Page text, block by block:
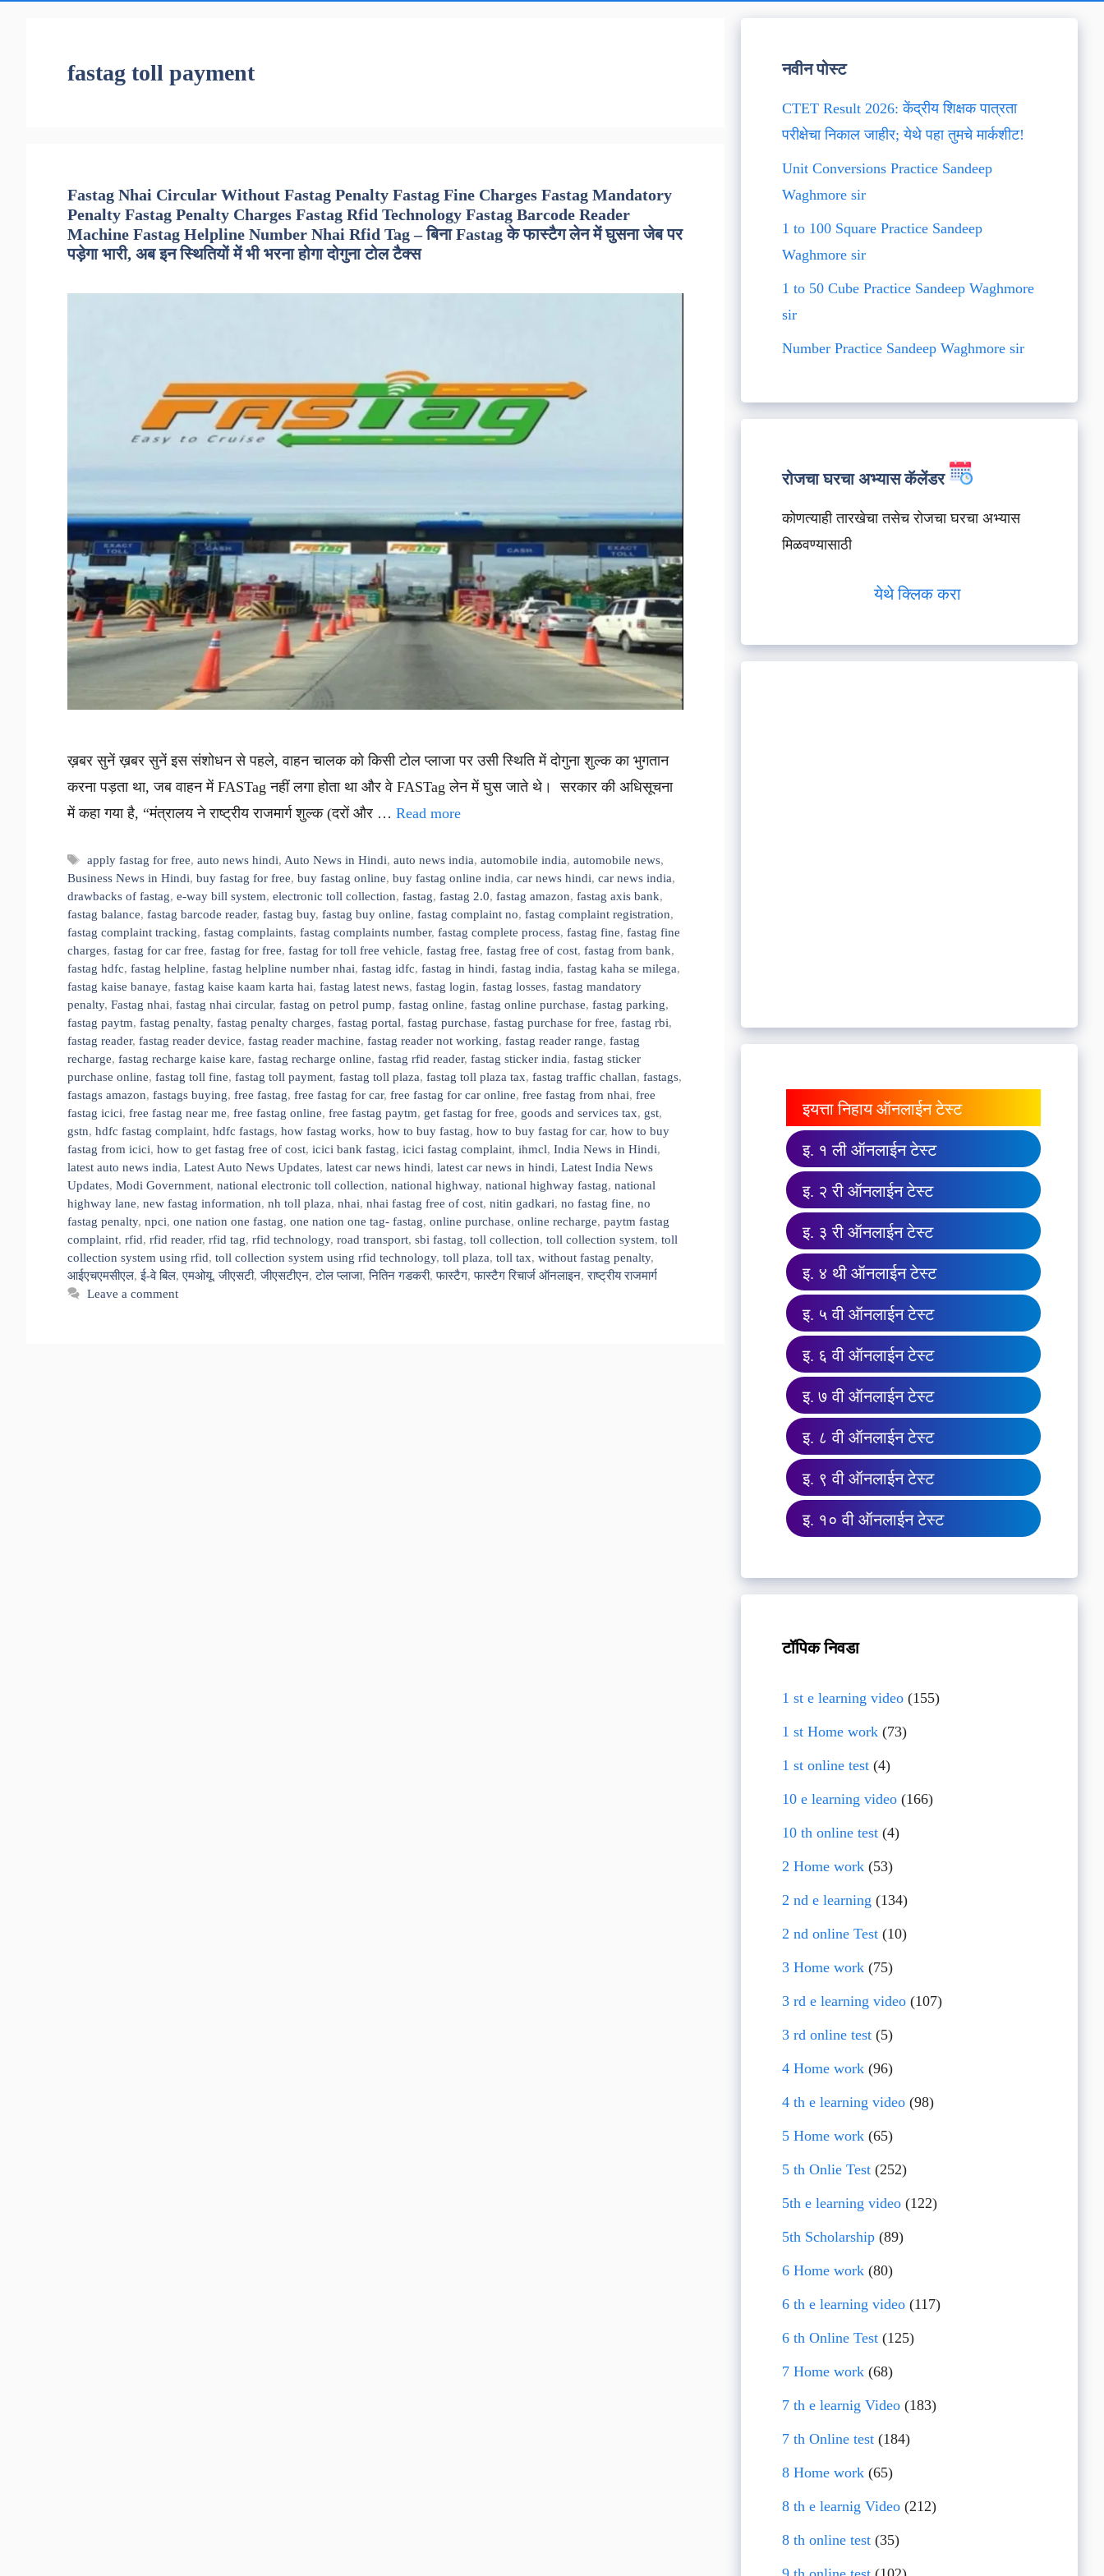
fastag toll payment
Fastag Nhai Circular Without Fastag Penalty Fastag Fine Charges Fastag Mandatory
Penalty Fastag Penalty Charges Fastag Rfid Technology Fastag Barcode Reader
Machine Fastag Helpline Number Nhai Rfid Tag – बिना Fastag के फास्टैग लेन में घुसना जेब पर
पड़ेगा भारी, अब इन स्थितियों में भी भरना होगा दोगुना टोल टैक्स
ख़बर सुनें ख़बर सुनें इस संशोधन से पहले, वाहन चालक को किसी टोल प्लाजा पर उसी स्थिति में दोगुना शुल्क का भुगतान
करना पड़ता था, जब वाहन में FASTag नहीं लगा होता था और वे FASTag लेन में घुस जाते थे। सरकार की अधिसूचना
में कहा गया है, “मंत्रालय ने राष्ट्रीय राजमार्ग शुल्क (दरों और … Read more
Tags
apply fastag for free,auto news hindi, Auto News in Hindi,auto news india,automobile india,automobile news,
Business News in Hindi, buy fastag for free, buy fastag online, buy fastag online india, car news hindi, car news india,
drawbacks of fastag, e-way bill system, electronic toll collection, fastag, fastag 2.0, fastag amazon, fastag axis bank,
fastag balance, fastag barcode reader, fastag buy, fastag buy online, fastag complaint no, fastag complaint registration,
fastag complaint tracking, fastag complaints, fastag complaints number, fastag complete process, fastag fine, fastag fine
charges, fastag for car free, fastag for free, fastag for toll free vehicle, fastag free, fastag free of cost, fastag from bank,
fastag hdfc, fastag helpline, fastag helpline number nhai, fastag idfc, fastag in hindi, fastag india, fastag kaha se milega,
fastag kaise banaye, fastag kaise kaam karta hai, fastag latest news, fastag login, fastag losses, fastag mandatory
penalty, Fastag nhai, fastag nhai circular, fastag on petrol pump, fastag online, fastag online purchase, fastag parking,
fastag paytm, fastag penalty, fastag penalty charges, fastag portal, fastag purchase, fastag purchase for free, fastag rbi,
fastag reader, fastag reader device, fastag reader machine, fastag reader not working, fastag reader range, fastag
recharge, fastag recharge kaise kare, fastag recharge online, fastag rfid reader, fastag sticker india, fastag sticker
purchase online, fastag toll fine, fastag toll payment, fastag toll plaza, fastag toll plaza tax, fastag traffic challan, fastags,
fastags amazon, fastags buying, free fastag, free fastag for car, free fastag for car online, free fastag from nhai, free
fastag icici, free fastag near me, free fastag online, free fastag paytm, get fastag for free, goods and services tax, gst,
gstn, hdfc fastag complaint, hdfc fastags, how fastag works, how to buy fastag, how to buy fastag for car, how to buy
fastag from icici, how to get fastag free of cost, icici bank fastag, icici fastag complaint, ihmcl, India News in Hindi,
latest auto news india, Latest Auto News Updates, latest car news hindi, latest car news in hindi, Latest India News
Updates, Modi Government, national electronic toll collection, national highway, national highway fastag, national
highway lane, new fastag information, nh toll plaza, nhai, nhai fastag free of cost, nitin gadkari, no fastag fine, no
fastag penalty, npci, one nation one fastag, one nation one tag- fastag, online purchase, online recharge, paytm fastag
complaint, rfid, rfid reader, rfid tag, rfid technology, road transport, sbi fastag, toll collection, toll collection system, toll
collection system using rfid, toll collection system using rfid technology, toll plaza, toll tax, without fastag penalty,
आईएचएमसीएल,ई-वे बिल,एमओयू,जीएसटी,जीएसटीएन,टोल प्लाजा,नितिन गडकरी,फास्टैग,फास्टैग रिचार्ज ऑनलाइन,राष्ट्रीय राजमार्ग
Leave a comment
नवीन पोस्ट
CTET Result 2026: केंद्रीय शिक्षक पात्रता
परीक्षेचा निकाल जाहीर; येथे पहा तुमचे मार्कशीट!
Unit Conversions Practice Sandeep
Waghmore sir
1 to 100 Square Practice Sandeep
Waghmore sir
1 to 50 Cube Practice Sandeep Waghmore
sir
Number Practice Sandeep Waghmore sir
रोजचा घरचा अभ्यास कॅलेंडर
कोणत्याही तारखेचा तसेच रोजचा घरचा अभ्यास
मिळवण्यासाठी
येथे क्लिक करा
इयत्ता निहाय ऑनलाईन टेस्ट
इ. १ ली ऑनलाईन टेस्ट
इ. २ री ऑनलाईन टेस्ट
इ. ३ री ऑनलाईन टेस्ट
इ. ४ थी ऑनलाईन टेस्ट
इ. ५ वी ऑनलाईन टेस्ट
इ. ६ वी ऑनलाईन टेस्ट
इ. ७ वी ऑनलाईन टेस्ट
इ. ८ वी ऑनलाईन टेस्ट
इ. ९ वी ऑनलाईन टेस्ट
इ. १० वी ऑनलाईन टेस्ट
टॉपिक निवडा
1 st e learning video(155)
1 st Home work(73)
1 st online test(4)
10 e learning video(166)
10 th online test(4)
2 Home work(53)
2 nd e learning (134)
2 nd online Test(10)
3 Home work(75)
3 rd e learning video(107)
3 rd online test(5)
4 Home work(96)
4 th e learning video(98)
5 Home work(65)
5 th Onlie Test(252)
5th e learning video(122)
5th Scholarship(89)
6 Home work(80)
6 th e learning video(117)
6 th Online Test(125)
7 Home work(68)
7 th e learnig Video(183)
7 th Online test(184)
8 Home work(65)
8 th e learnig Video(212)
8 th online test(35)